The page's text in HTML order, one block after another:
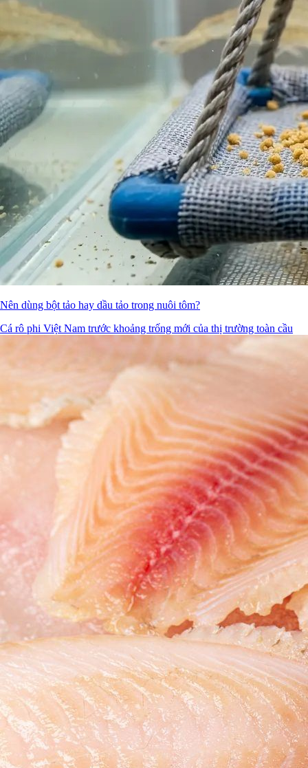
Nên dùng bột tảo hay dầu tảo trong nuôi tôm?
Cá rô phi Việt Nam trước khoảng trống mới của thị trường toàn cầu